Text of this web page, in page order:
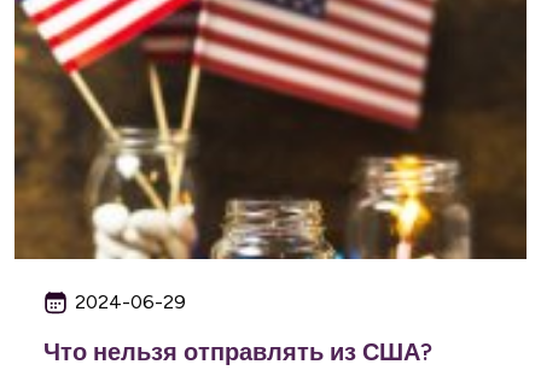
2024-06-29
Что нельзя отправлять из США?